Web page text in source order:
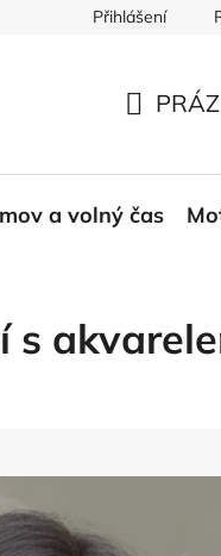
od smlouvy
Přihlášení
a volný čas
s